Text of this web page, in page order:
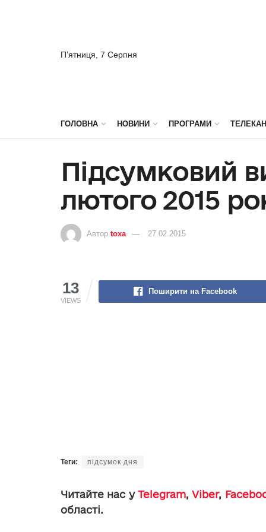
П’ятниця, 7 Серпня
ГОЛОВНА НОВИНИ ПРОГРАМИ
Підсумковий
лютого 2015
Автор toxa 27.02.2015
13
VIEWS
Поширити на Facebook
Теги: підсумок дня
Читайте нас уTelegram,Viber,
області.